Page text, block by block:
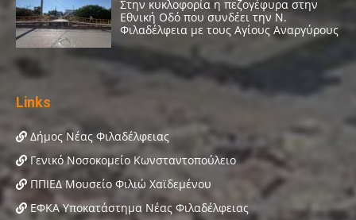
Links
Δήμος Νέας Φιλαδέλφειας
Γενικό Νοσοκομείο Κωνσταντοπούλειο
ΠΠΙΕΔ Μουσείο Φιλιώ Χαϊδεμένου
ΕΦΚΑ Υποκατάστημα Νέας Φιλαδέλφειας